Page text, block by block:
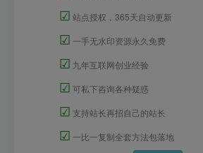
☑ 站点授权，365天自动更新
☑ 一手无水印资源永久免费
☑ 九年互联网创业经验
☑ 可私下咨询各种疑惑
☑ 支持站长再招自己的站长
☑ 一比一复制全套方法包落地